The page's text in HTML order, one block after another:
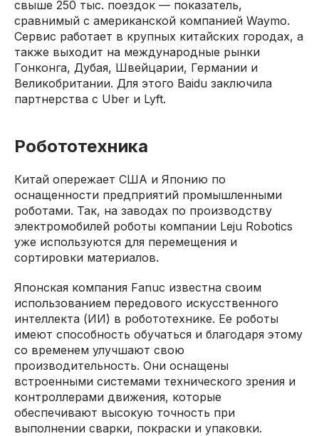
свыше 250 тыс. поездок — показатель,
сравнимый с американской компанией Waymo.
Сервис работает в крупных китайских городах, а
также выходит на международные рынки
Гонконга, Дубая, Швейцарии, Германии и
Великобритании. Для этого Baidu заключила
партнерства с Uber и Lyft.
Робототехника
Китай опережает США и Японию по
оснащенности предприятий промышленными
роботами. Так, на заводах по производству
электромобилей роботы компании Leju Robotics
уже используются для перемещения и
сортировки материалов.
Японская компания Fanuc известна своим
использованием передового искусственного
интеллекта (ИИ) в робототехнике. Ее роботы
имеют способность обучаться и благодаря этому
со временем улучшают свою
производительность. Они оснащены
встроенными системами технического зрения и
контроллерами движения, которые
обеспечивают высокую точность при
выполнении сварки, покраски и упаковки.